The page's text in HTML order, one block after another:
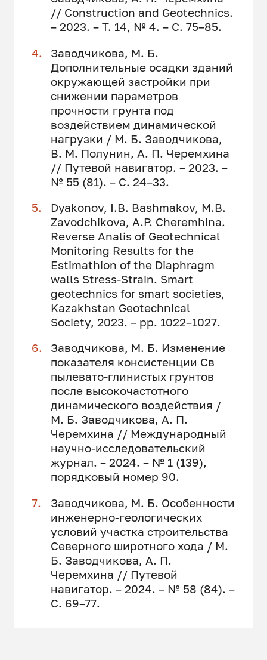
// Сonstruction and Geotechnics.
– 2023. – Т. 14, № 4. – С. 75–85.
Заводчикова, М. Б.
Дополнительные осадки зданий
окружающей застройки при
снижении параметров
прочности грунта под
воздействием динамической
нагрузки / М. Б. Заводчикова,
В. М. Полунин, А. П. Черемхина
// Путевой навигатор. – 2023. –
№ 55 (81). – С. 24–33.
Dyakonov, I.B. Bashmakov, M.B.
Zavodchikova, A.P. Cheremhina.
Reverse Analis of Geotechnical
Monitoring Results for the
Estimathion of the Diaphragm
walls Stress-Strain. Smart
geotechnics for smart societies,
Kazakhstan Geotechnical
Society, 2023. – pp. 1022–1027.
Заводчикова, М. Б. Изменение
показателя консистенции Св
пылевато-глинистых грунтов
после высокочастотного
динамического воздействия /
М. Б. Заводчикова, А. П.
Черемхина // Международный
научно-исследовательский
журнал. – 2024. – № 1 (139),
порядковый номер 90.
Заводчикова, М. Б. Особенности
инженерно-геологических
условий участка строительства
Северного широтного хода / М.
Б. Заводчикова, А. П.
Черемхина // Путевой
навигатор. – 2024. – № 58 (84). –
С. 69–77.